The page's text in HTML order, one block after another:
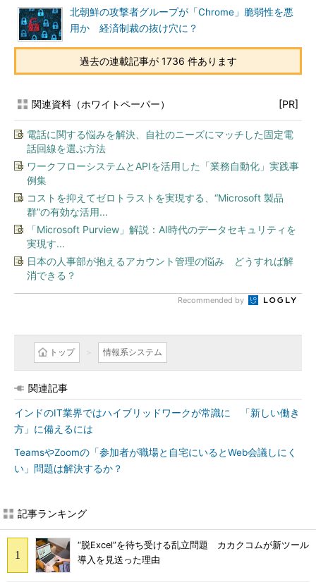
北朝鮮の攻撃者グループが「Chrome」脆弱性を悪
用か 経済制裁の抜け穴に？
過去の連載記事が 1736 件あります
関連資料（ホワイトペーパー） [PR]
電話に関する悩みを解決、自社のニーズにマッチした固定電
話回線を選ぶ方法
ワークフローシステムとAPIを活用した「業務自動化」実践事
例集
コストを抑えてゼロトラストを実現する、“Microsoft 製品
群”の有効な活用...
「Microsoft Purview」解説：AI時代のデータセキュリティを
実現す...
日本の人事部が抱えるアカウント管理の悩み どうすれば解
消できる？
Recommended by
トップ 情報系システム
関連記事
インドのIT業界ではハイブリッドワークが常識に 「新しい働き
方」に備えるには
TeamsやZoomの「参加者が職場と自宅にいるとWeb会議しにく
い」問題は解決するか？
記事ランキング
“脱Excel”を待ち受ける乱立問題 カカクコムが新ツール
導入を見送った理由